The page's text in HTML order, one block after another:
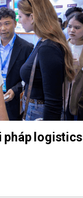
pháp logistics